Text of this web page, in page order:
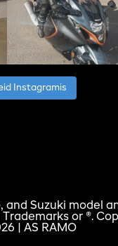
Instagramis
and Suzuki model
Trademarks or ®.
| AS RAMO